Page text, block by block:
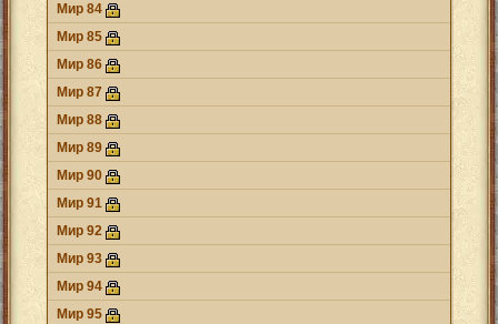
Мир 84
Мир 85
Мир 86
Мир 87
Мир 88
Мир 89
Мир 90
Мир 91
Мир 92
Мир 93
Мир 94
Мир 95